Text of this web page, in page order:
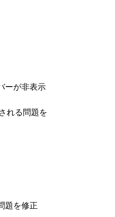
ーが非表示
れる問題を
題を修正